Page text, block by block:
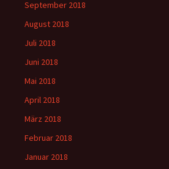
September 2018
August 2018
Juli 2018
Juni 2018
Mai 2018
April 2018
März 2018
Februar 2018
Januar 2018